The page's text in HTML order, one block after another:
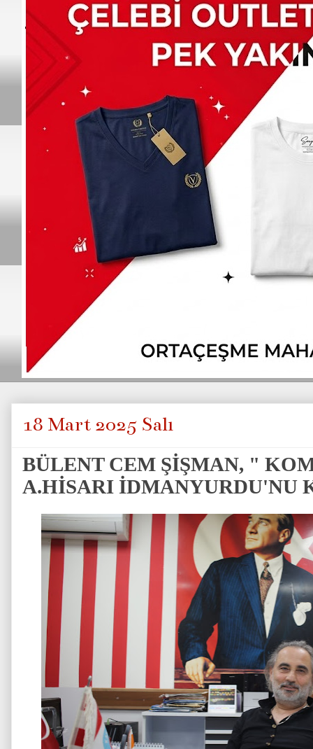
18 Mart 2025 Salı
BÜLENT CEM ŞİŞMAN, "
A.HİSARI İDMANYURDU'NU